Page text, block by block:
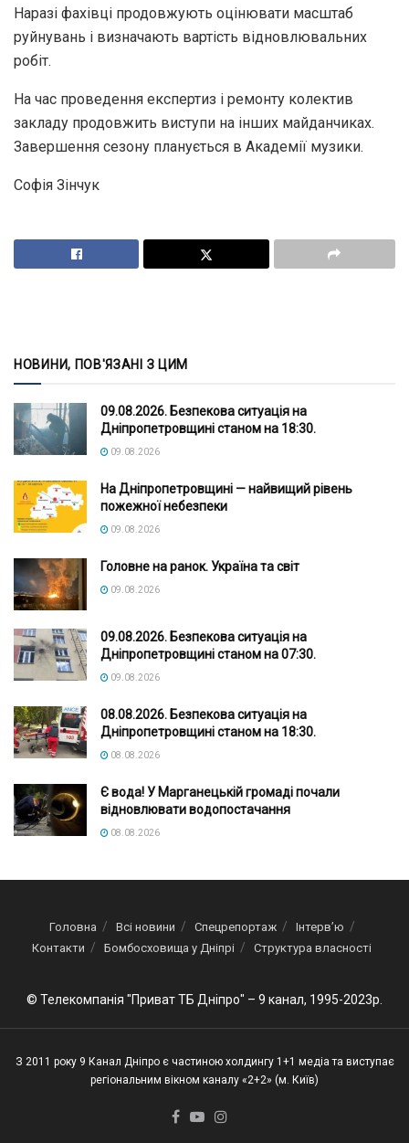
Наразі фахівці продовжують оцінювати масштаб
руйнувань і визначають вартість відновлювальних
робіт.
На час проведення експертиз і ремонту колектив
закладу продовжить виступи на інших майданчиках.
Завершення сезону планується в Академії музики.
Софія Зінчук
НОВИНИ, ПОВ'ЯЗАНІ З ЦИМ
09.08.2026. Безпекова ситуація на
Дніпропетровщині станом на 18:30.
09.08.2026
На Дніпропетровщині — найвищий рівень
пожежної небезпеки
09.08.2026
Головне на ранок. Україна та світ
09.08.2026
09.08.2026. Безпекова ситуація на
Дніпропетровщині станом на 07:30.
09.08.2026
08.08.2026. Безпекова ситуація на
Дніпропетровщині станом на 18:30.
08.08.2026
Є вода! У Марганецькій громаді почали
відновлювати водопостачання
08.08.2026
Головна Всі новини Спецрепортаж
Інтерв’ю
Контакти
Бомбосховища у Дніпрі Структура власності
© Телекомпанія "Приват ТБ Дніпро" – 9 канал, 1995-2023р.
З 2011 року 9 Канал Дніпро є частиною холдингу 1+1 медіа та виступає
регіональним вікном каналу «2+2» (м. Київ)